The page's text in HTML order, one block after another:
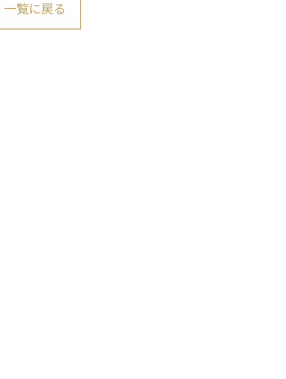
一覧に戻る